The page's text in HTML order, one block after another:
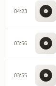
04:23
03:56
03:55